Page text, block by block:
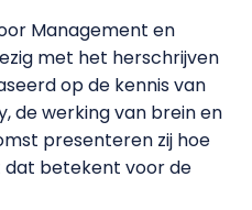
Management en
met het herschrijven
op de kennis van
de werking van brein en
presenteren zij hoe
dat betekent voor de